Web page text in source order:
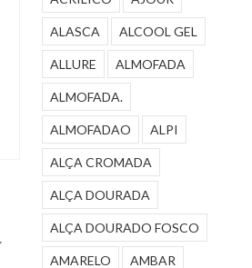
ALASCA ALCOOL GEL
ALLURE ALMOFADA
ALMOFADA.
ALMOFADAO ALPI
ALÇA CROMADA
ALÇA DOURADA
ALÇA DOURADO FOSCO
AMARELO AMBAR